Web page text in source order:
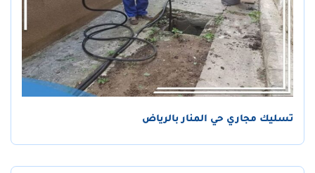
تسليك مجاري حي المنار بالرياض